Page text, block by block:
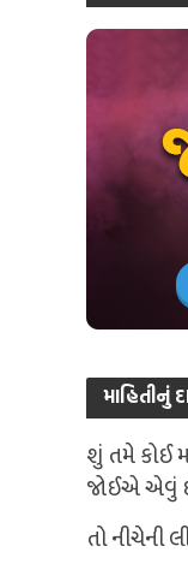
માહિતીનું
શું તમે કોઈ
જોઈએ એવું
તો નીચેની